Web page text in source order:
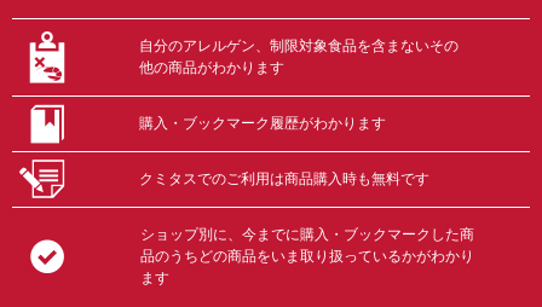
自分のアレルゲン、制限対象食品を含まないその
他の商品がわかります
購入・ブックマーク履歴がわかります
クミタスでのご利用は商品購入時も無料です
ショップ別に、今までに購入・ブックマークした商
品のうちどの商品をいま取り扱っているかがわかり
ます